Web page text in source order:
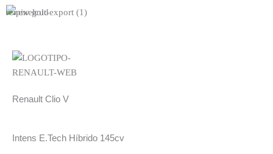
renew gold
Renault Clio V
Intens E.Tech Híbrido 145cv